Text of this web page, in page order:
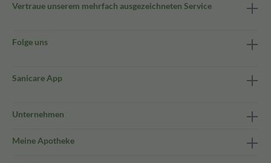
Vertraue unserem mehrfach ausgezeichneten Service
Folge uns
Sanicare App
Unternehmen
Meine Apotheke